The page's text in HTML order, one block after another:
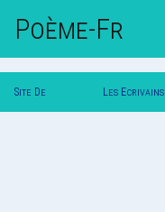
Poème-Fr
Site De Les Ecrivains